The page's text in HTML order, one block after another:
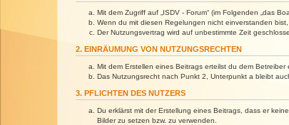
Mit dem Zugriff auf „ISDV - Forum“ (im Folgenden „das
Wenn du mit diesen Regelungen nicht einverstanden
Der Nutzungsvertrag wird auf unbestimmte Zeit
2. EINRÄUMUNG VON NUTZUNGSRECHTEN
Mit dem Erstellen eines Beitrags erteilst du dem
Das Nutzungsrecht nach Punkt 2, Unterpunkt a bleibt
3. PFLICHTEN DES NUTZERS
Du erklärst mit der Erstellung eines Beitrags, dass er
Bilder zu setzen bzw. zu verwenden.